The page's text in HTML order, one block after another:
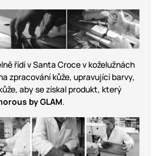
řídí v Santa Croce v koželužnách
zpracování kůže, upravující barvy,
aby se získal produkt, který
by GLAM.